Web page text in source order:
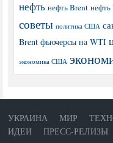
нефть нефть Brent
советы политика США
Brent фьючерсы на WTI
экономика США
УКРАИНА МИР
ИДЕИ
ПРЕСС-РЕЛИЗЫ